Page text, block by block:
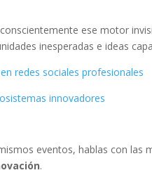
ese motor
inesperadas e ideas
redes sociales profesionales
innovadores
eventos, hablas con
.